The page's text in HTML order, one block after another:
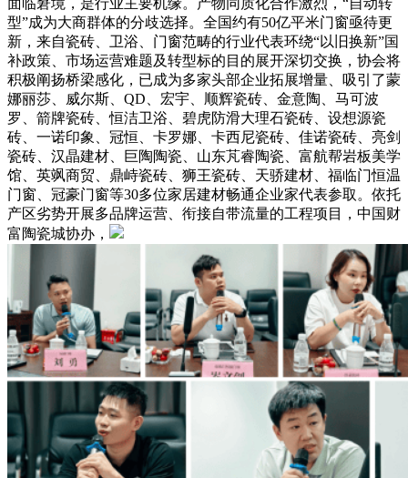
型”成为大商群体的分歧选择。全国约有50亿平米门窗亟待更
新，来自瓷砖、卫浴、门窗范畴的行业代表环绕“以旧换新”国
补政策、市场运营难题及转型标的目的展开深切交换，协会将
积极阐扬桥梁感化，已成为多家头部企业拓展增量、吸引了蒙
娜丽莎、威尔斯、QD、宏宇、顺辉瓷砖、金意陶、马可波
罗、箭牌瓷砖、恒洁卫浴、碧虎防滑大理石瓷砖、设想源瓷
砖、一诺印象、冠恒、卡罗娜、卡西尼瓷砖、佳诺瓷砖、亮剑
瓷砖、汉晶建材、巨陶陶瓷、山东芃睿陶瓷、富航帮岩板美学
馆、英飒商贸、鼎峙瓷砖、狮王瓷砖、天骄建材、福临门恒温
门窗、冠豪门窗等30多位家居建材畅通企业家代表参取。依托
产区劣势开展多品牌运营、衔接自带流量的工程项目，中国财
富陶瓷城协办，